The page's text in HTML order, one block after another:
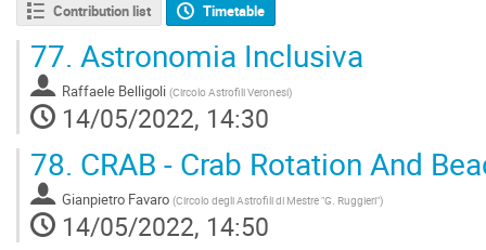
Contribution list Timetable
77. Astronomia Inclusiva
Raffaele Belligoli (Circolo Astrofili Veronesi)
14/05/2022, 14:30
78. CRAB - Crab Rotation And
Gianpietro Favaro (Circolo degli Astrofili di Mestre "G. Ruggieri")
14/05/2022, 14:50